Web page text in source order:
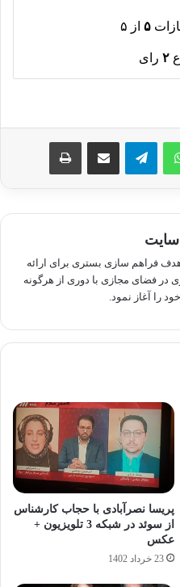
۵ از ۵
۲ رای
واتس آپ تلگرام اشتراک گذاری از طریق ایمیل چاپ
سایت
کاشمر سلام، از سال 1398 با هدف فراهم سازی بستری برای ارائه
در فضای مجازی با دوری از هرگونه
را آغاز نمود.
پریسا نصرآبادی با حجاب کارشناس
از سوئد در شبکه 3 تلویزیون +
عکس
23 خرداد 1402